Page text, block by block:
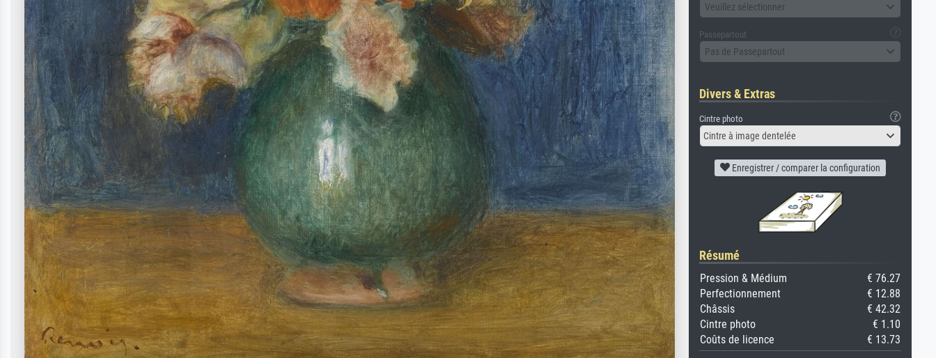
Veuillez sélectionner
Passepartout
Pas de Passepartout
Divers & Extras
Cintre photo
Cintre à image dentelée
Enregistrer / comparer la configuration
Résumé
Pression & Médium
€ 76.27
Perfectionnement
€ 12.88
Châssis
€ 42.32
Cintre photo
€ 1.10
Coûts de licence
€ 13.73